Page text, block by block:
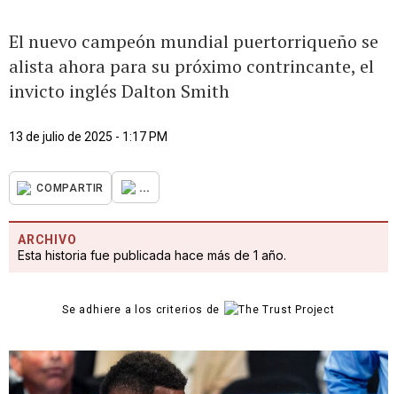
El nuevo campeón mundial puertorriqueño se
alista ahora para su próximo contrincante, el
invicto inglés Dalton Smith
13 de julio de 2025 - 1:17 PM
COMPARTIR ...
ARCHIVO
Esta historia fue publicada hace más de 1 año.
Se adhiere a los criterios de